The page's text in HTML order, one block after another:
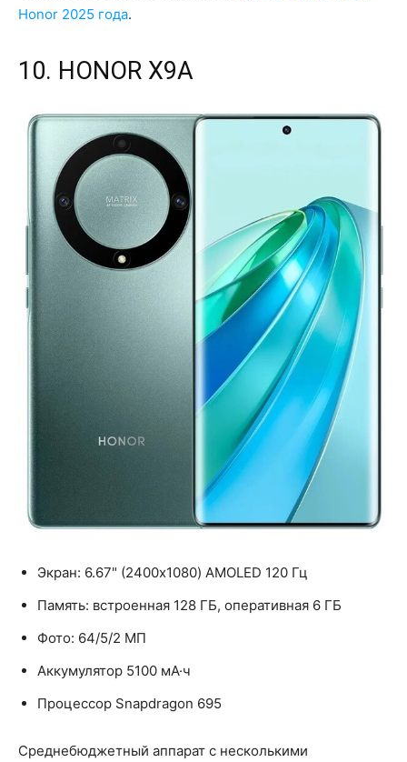
Honor 2025 года.
10. HONOR X9A
Экран: 6.67" (2400x1080) AMOLED 120 Гц
Память: встроенная 128 ГБ, оперативная 6 ГБ
Фото: 64/5/2 МП
Аккумулятор 5100 мА·ч
Процессор Snapdragon 695
Среднебюджетный аппарат с несколькими